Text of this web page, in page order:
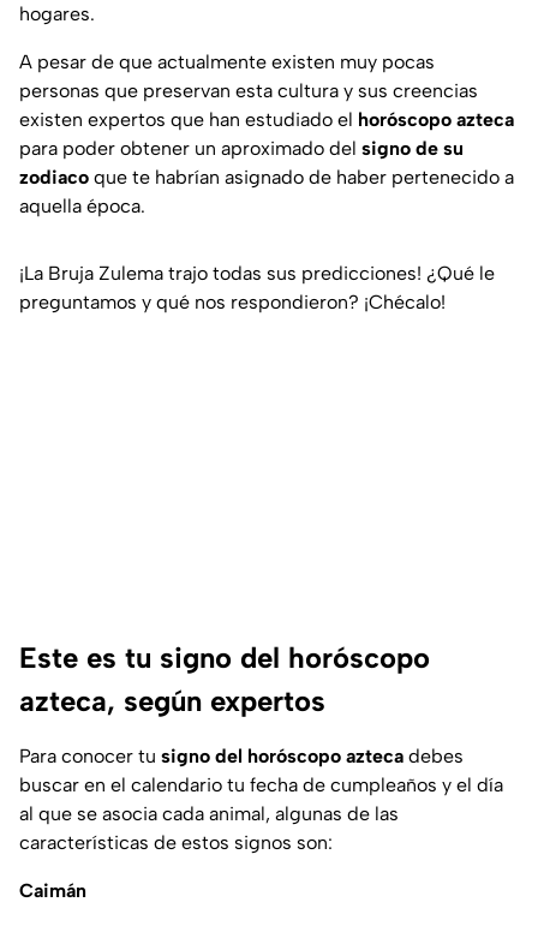
hogares.
A pesar de que actualmente existen muy pocas
personas que preservan esta cultura y sus creencias
existen expertos que han estudiado el horóscopo azteca
para poder obtener un aproximado del signo de su
zodiaco que te habrían asignado de haber pertenecido a
aquella época.
¡La Bruja Zulema trajo todas sus predicciones! ¿Qué le
preguntamos y qué nos respondieron? ¡Chécalo!
Este es tu signo del horóscopo
azteca, según expertos
Para conocer tu signo del horóscopo azteca debes
buscar en el calendario tu fecha de cumpleaños y el día
al que se asocia cada animal, algunas de las
características de estos signos son:
Caimán